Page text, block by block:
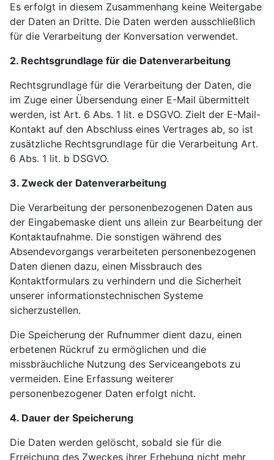
Es erfolgt in diesem Zusammenhang keine Weitergabe
der Daten an Dritte. Die Daten werden ausschließlich
für die Verarbeitung der Konversation verwendet.
2. Rechtsgrundlage für die Datenverarbeitung
Rechtsgrundlage für die Verarbeitung der Daten, die
im Zuge einer Übersendung einer E-Mail übermittelt
werden, ist Art. 6 Abs. 1 lit. e DSGVO. Zielt der E-Mail-
Kontakt auf den Abschluss eines Vertrages ab, so ist
zusätzliche Rechtsgrundlage für die Verarbeitung Art.
6 Abs. 1 lit. b DSGVO.
3. Zweck der Datenverarbeitung
Die Verarbeitung der personenbezogenen Daten aus
der Eingabemaske dient uns allein zur Bearbeitung der
Kontaktaufnahme. Die sonstigen während des
Absendevorgangs verarbeiteten personenbezogenen
Daten dienen dazu, einen Missbrauch des
Kontaktformulars zu verhindern und die Sicherheit
unserer informationstechnischen Systeme
sicherzustellen.
Die Speicherung der Rufnummer dient dazu, einen
erbetenen Rückruf zu ermöglichen und die
missbräuchliche Nutzung des Serviceangebots zu
vermeiden. Eine Erfassung weiterer
personenbezogener Daten erfolgt nicht.
4. Dauer der Speicherung
Die Daten werden gelöscht, sobald sie für die
Erreichung des Zweckes ihrer Erhebung nicht mehr